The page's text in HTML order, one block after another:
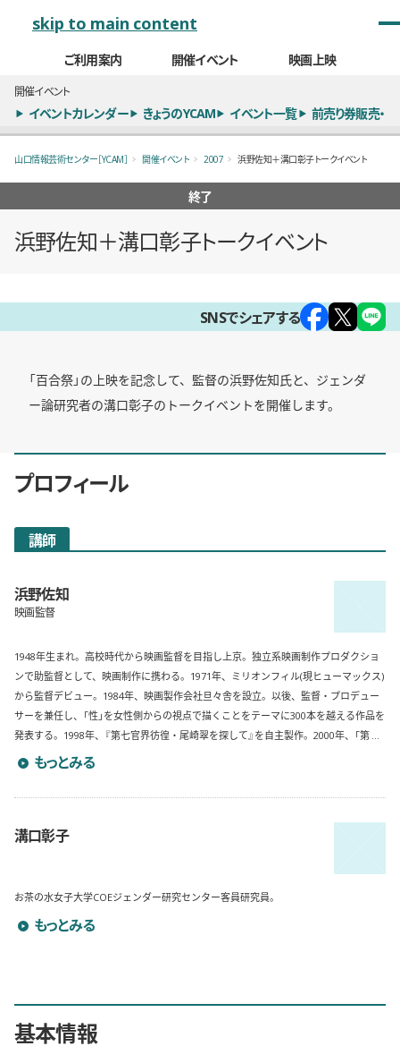
skip to main content
ご利用案内 開催イベント 映画上映
開催イベント
イベントカレンダー きょうのYCAM イベント一覧 前売り券販売・
山口情報芸術センター［YCAM］ 開催イベント 2007 浜野佐知＋溝口彰子トークイベント
終了
浜野佐知＋溝口彰子トークイベント
SNSでシェアする
「百合祭」の上映を記念して、監督の浜野佐知氏と、ジェンダ
ー論研究者の溝口彰子のトークイベントを開催します。
プロフィール
講師
浜野佐知
映画監督
1948年生まれ。高校時代から映画監督を目指し上京。独立系映画制作プロダクショ
ンで助監督として、映画制作に携わる。1971年、ミリオンフィル(現ヒューマックス)
から監督デビュー。1984年、映画製作会社旦々舎を設立。以後、監督・プロデュー
サーを兼任し、「性」を女性側からの視点で描くことをテーマに300本を越える作品を
発表する。1998年、『第七官界彷徨・尾崎翠を探して』を自主製作。2000年、「第 ...
浜野佐知のプロフィールを詳しく見る
もっとみる
溝口彰子
お茶の水女子大学COEジェンダー研究センター客員研究員。
溝口彰子のプロフィールを詳しく見る
もっとみる
基本情報